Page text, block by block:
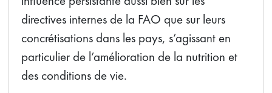
directives internes de la FAO que sur leurs
concrétisations dans les pays, s’agissant en
particulier de l’amélioration de la nutrition et
des conditions de vie.